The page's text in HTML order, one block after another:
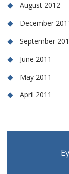
August 2012
December
September
June 2011
May 2011
April 2011